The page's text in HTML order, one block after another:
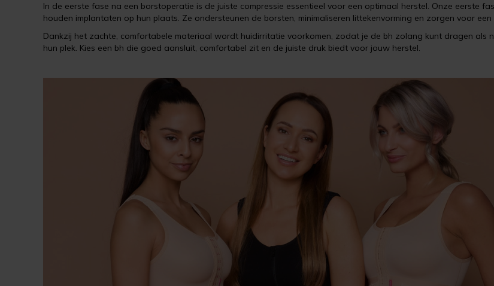
In de eerste fase na een borstoperatie is de juiste compressie essentieel voor een optimaal herstel. Onze eerste
houden implantaten op hun plaats. Ze ondersteunen de borsten, minimaliseren littekenvorming en zorgen voor
Dankzij het zachte, comfortabele materiaal wordt huidirritatie voorkomen, zodat je de bh zolang kunt dragen als
hun plek. Kies een bh die goed aansluit, comfortabel zit en de juiste druk biedt voor jouw herstel.